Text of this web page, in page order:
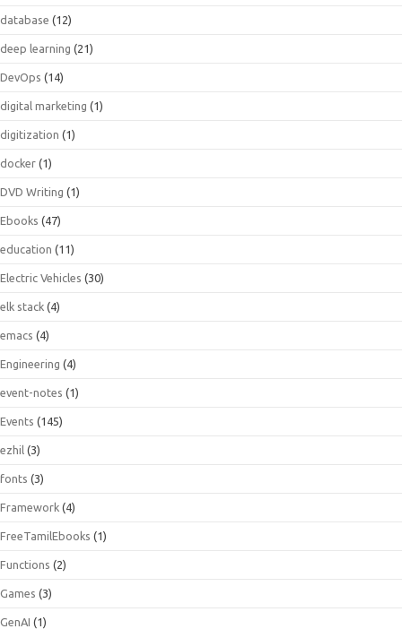
database (12)
deep learning (21)
DevOps (14)
digital marketing (1)
digitization (1)
docker (1)
DVD Writing (1)
Ebooks (47)
education (11)
Electric Vehicles (30)
elk stack (4)
emacs (4)
Engineering (4)
event-notes (1)
Events (145)
ezhil (3)
fonts (3)
Framework (4)
FreeTamilEbooks (1)
Functions (2)
Games (3)
GenAI (1)